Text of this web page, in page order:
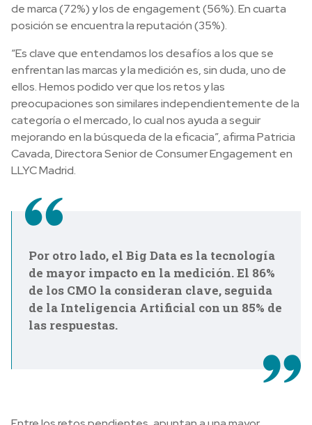
de marca (72%) y los de engagement (56%). En cuarta
posición se encuentra la reputación (35%).
“Es clave que entendamos los desafíos a los que se
enfrentan las marcas y la medición es, sin duda, uno de
ellos. Hemos podido ver que los retos y las
preocupaciones son similares independientemente de la
categoría o el mercado, lo cual nos ayuda a seguir
mejorando en la búsqueda de la eficacia”, afirma Patricia
Cavada, Directora Senior de Consumer Engagement en
LLYC Madrid.
Por otro lado, el Big Data es la tecnología
de mayor impacto en la medición. El 86%
de los CMO la consideran clave, seguida
de la Inteligencia Artificial con un 85% de
las respuestas.